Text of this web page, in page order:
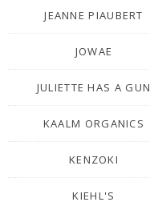
JEANNE PIAUBERT
JOWAE
JULIETTE HAS A GUN
KAALM ORGANICS
KENZOKI
KIEHL'S